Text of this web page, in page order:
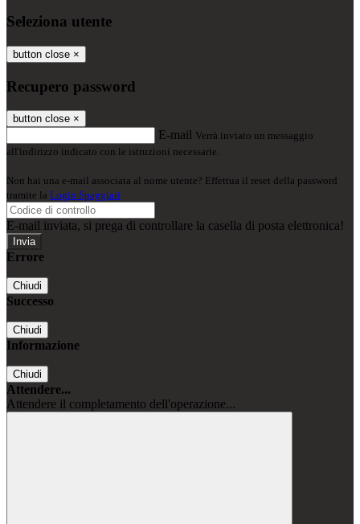
Seleziona utente
button close ×
Recupero password
button close ×
E-mail Verrà inviato un messaggio
all'indirizzo indicato con le istruzioni necessarie.
Non hai una e-mail associata al nome utente? Effettua il reset della password
tramite la Login Spaggiari
E-mail inviata, si prega di controllare la casella di posta elettronica!
Errore
Chiudi
Successo
Chiudi
Informazione
Chiudi
Attendere...
Attendere il completamento dell'operazione...